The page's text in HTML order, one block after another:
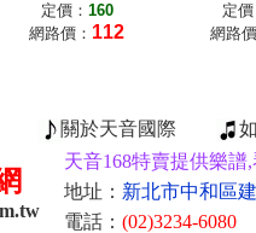
定價： 160
網路價： 112
定
網路
關於天音國際
天音168特賣提供樂
地址： 新北市中和區
電話： (02)3234-6080